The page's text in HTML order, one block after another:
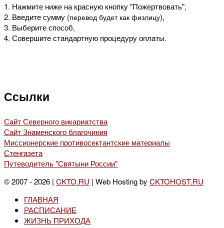
1. Нажмите ниже на красную кнопку "Пожертвовать",
2. Введите сумму (перевод будет как физлицу),
3. Выберите способ,
4. Совершите стандартную процедуру оплаты.
Ссылки
Сайт Северного викариатства
Сайт Знаменского благочиния
Миссионерские противосектантские материалы
Стенгазета
Путеводитель "Святыни России"
© 2007 - 2026 | CKTO.RU | Web Hosting by CKTOHOST.RU
ГЛАВНАЯ
РАСПИСАНИЕ
ЖИЗНЬ ПРИХОДА